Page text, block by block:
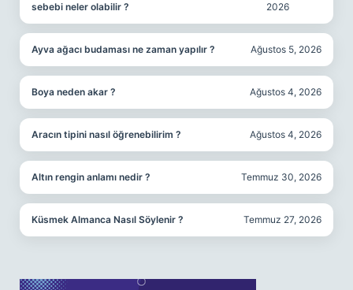
sebebi neler olabilir ?
2026
Ayva ağacı budaması ne zaman yapılır ? Ağustos 5, 2026
Boya neden akar ? Ağustos 4, 2026
Aracın tipini nasıl öğrenebilirim ? Ağustos 4, 2026
Altın rengin anlamı nedir ? Temmuz 30, 2026
Küsmek Almanca Nasıl Söylenir ? Temmuz 27, 2026